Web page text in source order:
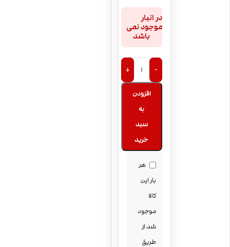
در انبار
موجود نمی
باشد
-
+
افزودن
به
سبد
خرید
هر
بار این
کالا
موجود
شد از
طریق